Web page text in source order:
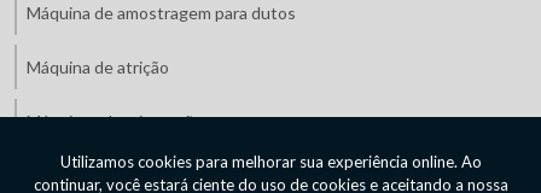
Máquina de amostragem para dutos
Máquina de atrição
Máquinas de mineração preço
Máquinas de mineração valor